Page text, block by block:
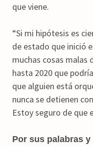
que viene.
“Si mi hipótesis es
de estado que inició
muchas cosas malas
hasta 2020 que
que alguien está
nunca se detienen
Estoy seguro de que
Por sus palabras